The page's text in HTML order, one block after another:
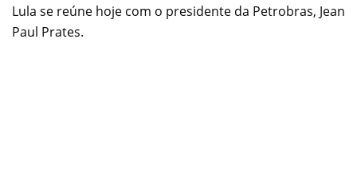
Lula se reúne hoje com o presidente da Petrobras, Jean
Paul Prates.